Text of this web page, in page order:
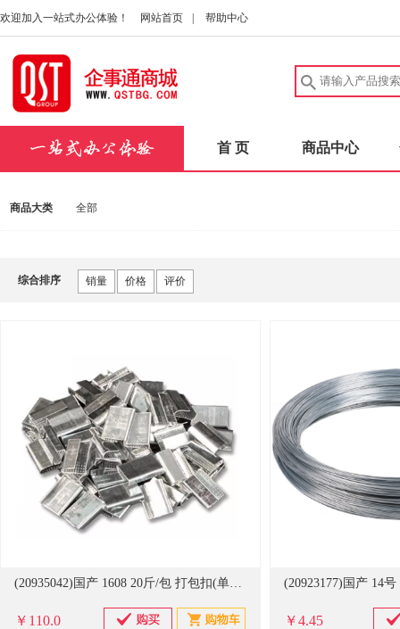
欢迎加入一站式办公体验！ 网站首页 帮助中心
首 页 商品中心
商品大类 全部
综合排序 销量 价格 评价
(20935042)国产 1608 20斤/包 打包扣(单位：包)
￥110.0 ￥4.45